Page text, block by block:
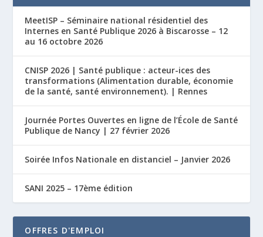
MeetISP – Séminaire national résidentiel des
Internes en Santé Publique 2026 à Biscarosse – 12
au 16 octobre 2026
CNISP 2026 | Santé publique : acteur-ices des
transformations (Alimentation durable, économie
de la santé, santé environnement). | Rennes
Journée Portes Ouvertes en ligne de l’École de Santé
Publique de Nancy | 27 février 2026
Soirée Infos Nationale en distanciel – Janvier 2026
SANI 2025 – 17ème édition
OFFRES D'EMPLOI